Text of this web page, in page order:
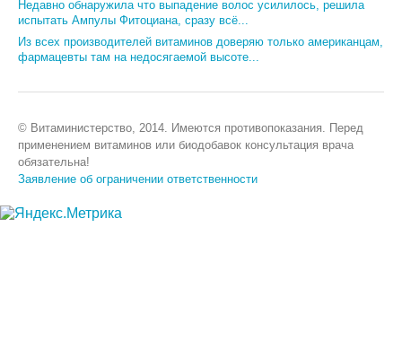
Недавно обнаружила что выпадение волос усилилось, решила
испытать Ампулы Фитоциана, сразу всё...
Из всех производителей витаминов доверяю только американцам,
фармацевты там на недосягаемой высоте...
© Витаминистерство, 2014. Имеются противопоказания. Перед
применением витаминов или биодобавок консультация врача
обязательна!
Заявление об ограничении ответственности